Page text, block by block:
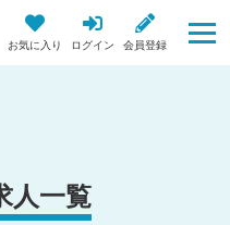
お気に入り ログイン 会員登録
人一覧